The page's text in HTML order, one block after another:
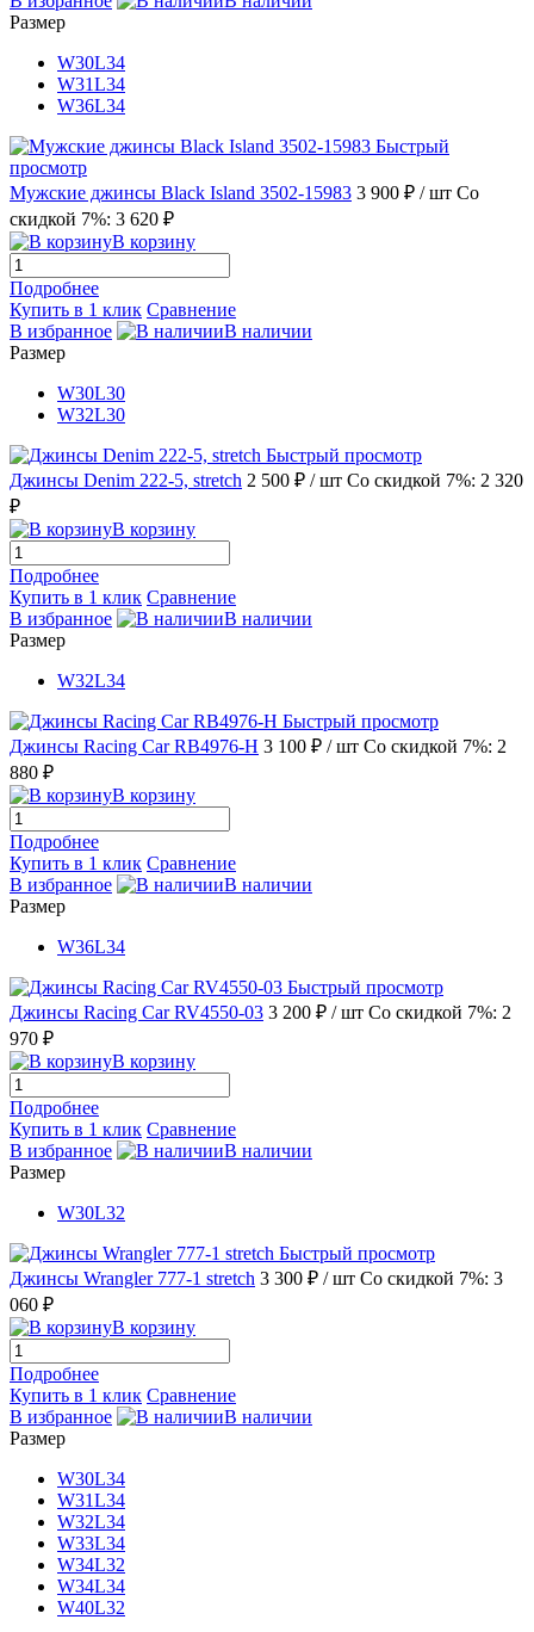
Размер
W30L34
W31L34
W36L34
Быстрый
просмотр
Мужские джинсы Black Island 3502-15983 3 900 ₽ / шт Со
скидкой 7%: 3 620 ₽
В корзину
Подробнее
Купить в 1 клик Сравнение
В избранное
В наличии
Размер
W30L30
W32L30
Быстрый просмотр
Джинсы Denim 222-5, stretch 2 500 ₽ / шт Со скидкой 7%: 2 320
₽
В корзину
Подробнее
Купить в 1 клик Сравнение
В избранное
В наличии
Размер
W32L34
Быстрый просмотр
Джинсы Racing Car RB4976-H 3 100 ₽ / шт Со скидкой 7%: 2
880 ₽
В корзину
Подробнее
Купить в 1 клик Сравнение
В избранное
В наличии
Размер
W36L34
Быстрый просмотр
Джинсы Racing Car RV4550-03 3 200 ₽ / шт Со скидкой 7%: 2
970 ₽
В корзину
Подробнее
Купить в 1 клик Сравнение
В избранное
В наличии
Размер
W30L32
Быстрый просмотр
Джинсы Wrangler 777-1 stretch 3 300 ₽ / шт Со скидкой 7%: 3
060 ₽
В корзину
Подробнее
Купить в 1 клик Сравнение
В избранное
В наличии
Размер
W30L34
W31L34
W32L34
W33L34
W34L32
W34L34
W40L32